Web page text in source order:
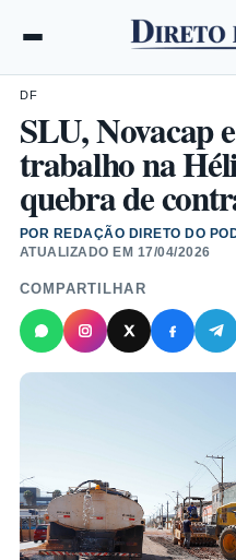
DF
SLU, Novacap
trabalho na
quebra de
POR REDAÇÃO DIRETO DO
ATUALIZADO EM 17/04/2026
COMPARTILHAR